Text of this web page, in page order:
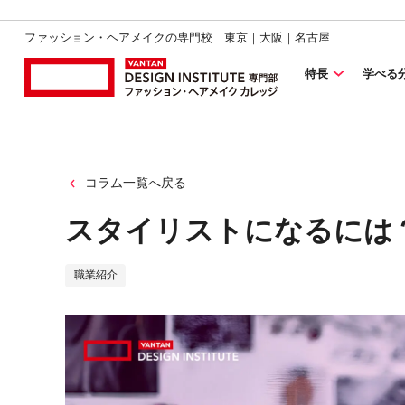
ファッション・ヘアメイクの専門校 東京｜大阪｜名古屋
特長 学べる
コラム一覧へ戻る
スタイリストになるには
職業紹介